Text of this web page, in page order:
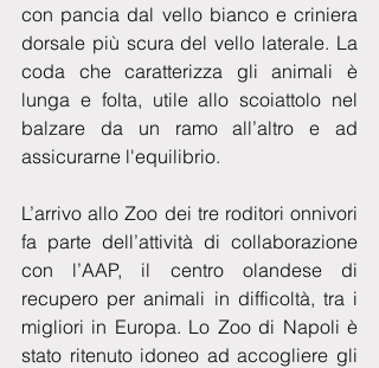
con pancia dal vello bianco e criniera
dorsale più scura del vello laterale. La
coda che caratterizza gli animali è
lunga e folta, utile allo scoiattolo nel
balzare da un ramo all’altro e ad
assicurarne l'equilibrio.
L’arrivo allo Zoo dei tre roditori onnivori
fa parte dell’attività di collaborazione
con l’AAP, il centro olandese di
recupero per animali in difficoltà, tra i
migliori in Europa. Lo Zoo di Napoli è
stato ritenuto idoneo ad accogliere gli